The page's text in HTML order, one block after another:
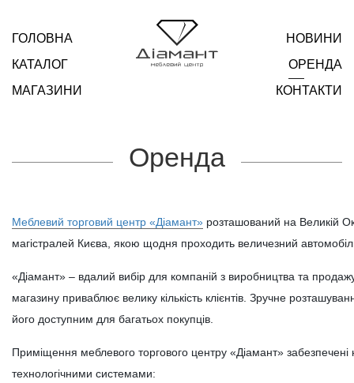
ГОЛОВНА
КАТАЛОГ
МАГАЗИНИ
НОВИНИ
ОРЕНДА
КОНТАКТИ
Оренда
Меблевий торговий центр «Діамант» розташований на Великій
магістралей Києва, якою щодня проходить величезний
«Діамант» – вдалий вибір для компаній з виробництва та
магазину приваблює велику кількість клієнтів. Зручне
його доступним для багатьох покупців.
Приміщення меблевого торгового центру «Діамант»
технологічними системами: